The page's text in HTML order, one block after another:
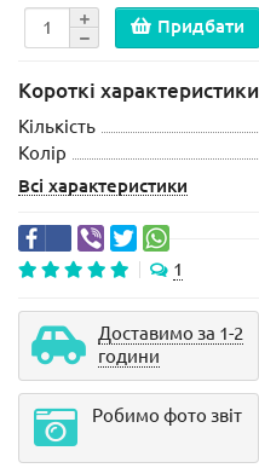
Придбати
Короткі характеристики
Кількість
Колір
Всі характеристики
1
Доставимо за 1-2
години
Робимо фото звіт